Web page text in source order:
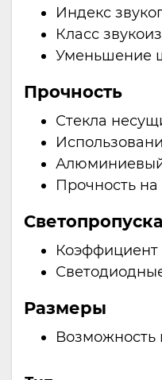
Индекс
Класс
Уменьшение
Прочность
Стекла
Алюминиевый
Прочность на
Коэффициент
Размеры
Возможность